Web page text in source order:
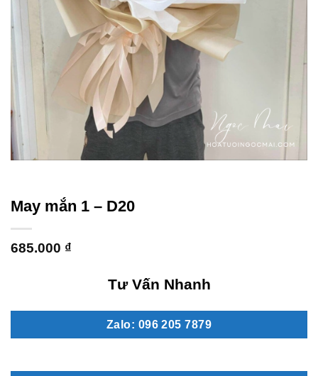
May mắn 1 – D20
685.000 ₫
Tư Vấn Nhanh
Zalo: 096 205 7879